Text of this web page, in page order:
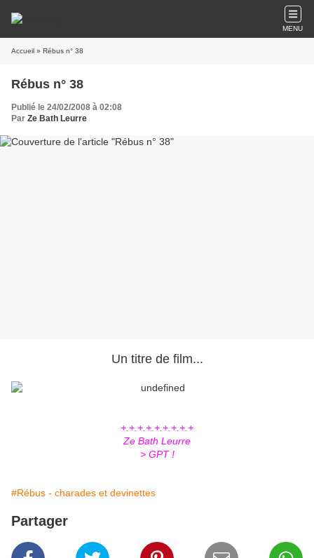
MENU
Accueil » Rébus n° 38
Rébus n° 38
Publié le 24/02/2008 à 02:08
Par Ze Bath Leurre
Un titre de film...
+.+.+.+.+.+.+.+.+
Ze Bath Leurre
> GPT !
#Rébus - charades et devinettes
Partager